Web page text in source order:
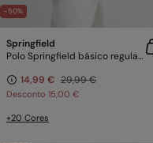
-50%
Springfield
Polo Springfield básico regular fit
14,99 € 29,99 €
Desconto 15,00 €
+20 Cores